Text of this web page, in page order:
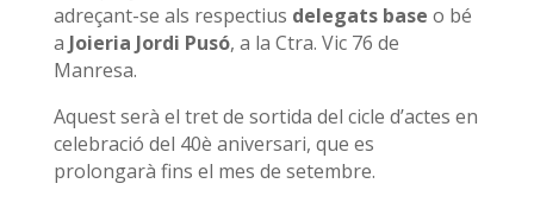
adreçant-se als respectius delegats base o bé
a Joieria Jordi Pusó, a la Ctra. Vic 76 de
Manresa.
Aquest serà el tret de sortida del cicle d’actes en
celebració del 40è aniversari, que es
prolongarà fins el mes de setembre.